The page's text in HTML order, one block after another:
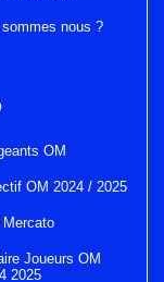
nous ?
OM
OM 2024 / 2025
Joueurs OM
2025